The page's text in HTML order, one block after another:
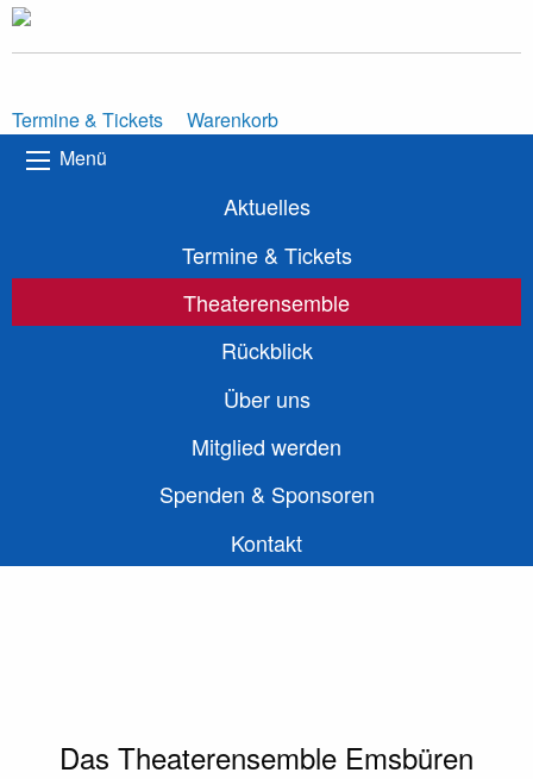
Termine & Tickets
Warenkorb
Menü
Aktuelles
Termine & Tickets
Theaterensemble
Rückblick
Über uns
Mitglied werden
Spenden & Sponsoren
Kontakt
Das Theaterensemble Emsbüren